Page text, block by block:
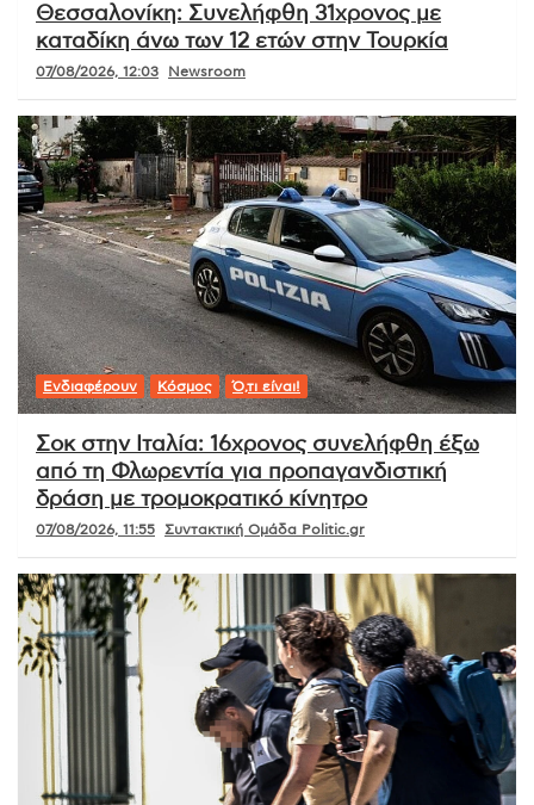
Θεσσαλονίκη: Συνελήφθη 31χρονος με
καταδίκη άνω των 12 ετών στην Τουρκία
07/08/2026, 12:03 Newsroom
Ενδιαφέρουν Κόσμος Ό,τι είναι!
Σοκ στην Ιταλία: 16χρονος συνελήφθη έξω
από τη Φλωρεντία για προπαγανδιστική
δράση με τρομοκρατικό κίνητρο
07/08/2026, 11:55 Συντακτική Ομάδα Politic.gr